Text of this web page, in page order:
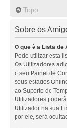
Topo
Sobre os
O que é a Lista de
Pode utilizar esta
Os Utilizadores
o seu Painel de
seus estados
ao Suporte de
Utilizadores
Utilizador na sua
por ele, será